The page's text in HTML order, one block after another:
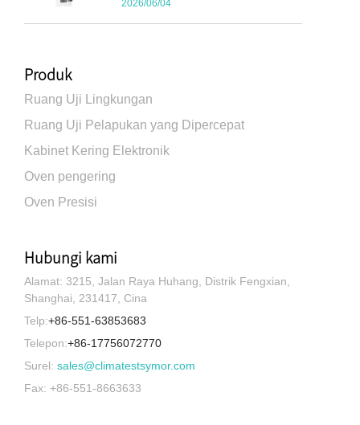
2026/06/04
Produk
Ruang Uji Lingkungan
Ruang Uji Pelapukan yang Dipercepat
Kabinet Kering Elektronik
Oven pengering
Oven Presisi
Hubungi kami
Alamat: 3215, Jalan Raya Huhang, Distrik Fengxian,
Shanghai, 231417, Cina
Telp:+86-551-63853683
Telepon:+86-17756072770
Surel: sales@climatestsymor.com
Fax: +86-551-8663633